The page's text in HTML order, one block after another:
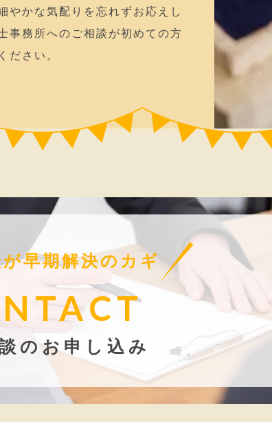
やかな気配りを忘れずお応えし
事務所へのご相談が初めての方
ださい。
早期解決のカギ
のお申し込み